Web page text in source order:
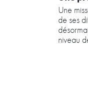
Une
de ses
niveau